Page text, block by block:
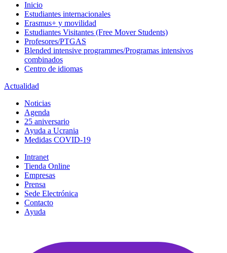
Inicio
Estudiantes internacionales
Erasmus+ y movilidad
Estudiantes Visitantes (Free Mover Students)
Profesores/PTGAS
Blended intensive programmes/Programas intensivos
combinados
Centro de idiomas
Actualidad
Noticias
Agenda
25 aniversario
Ayuda a Ucrania
Medidas COVID-19
Intranet
Tienda Online
Empresas
Prensa
Sede Electrónica
Contacto
Ayuda